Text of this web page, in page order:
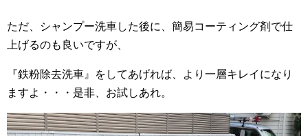
ただ、シャンプー洗車した後に、簡易コーティング剤で仕
上げるのも良いですが、
『鉄粉除去洗車』をしてあげれば、より一層キレイになり
ますよ・・・是非、お試しあれ。